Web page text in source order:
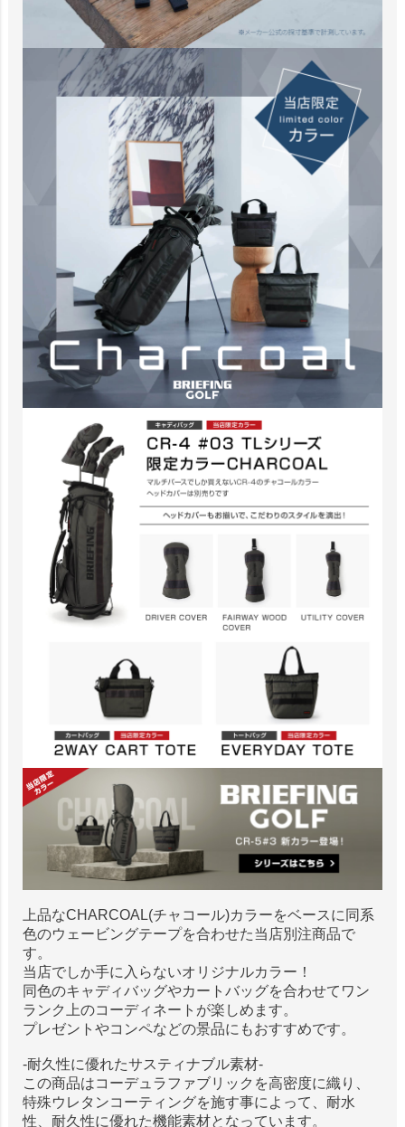
上品なCHARCOAL(チャコール)カラーをベースに同系
色のウェービングテープを合わせた当店別注商品で
す。
当店でしか手に入らないオリジナルカラー！
同色のキャディバッグやカートバッグを合わせてワン
ランク上のコーディネートが楽しめます。
プレゼントやコンペなどの景品にもおすすめです。
-耐久性に優れたサスティナブル素材-
この商品はコーデュラファブリックを高密度に織り、
特殊ウレタンコーティングを施す事によって、耐水
性、耐久性に優れた機能素材となっています。